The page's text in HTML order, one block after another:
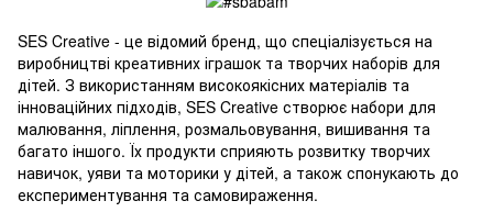
SES Creative - це відомий бренд, що спеціалізується на
виробництві креативних іграшок та творчих наборів для
дітей. З використанням високоякісних матеріалів та
інноваційних підходів, SES Creative створює набори для
малювання, ліплення, розмальовування, вишивання та
багато іншого. Їх продукти сприяють розвитку творчих
навичок, уяви та моторики у дітей, а також спонукають до
експериментування та самовираження.